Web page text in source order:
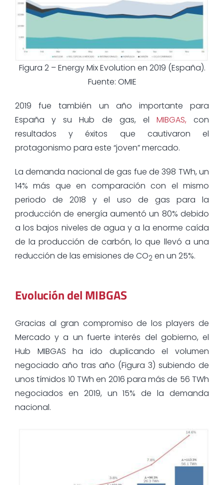
Figura 2 – Energy Mix Evolution en 2019 (España).
Fuente: OMIE
2019 fue también un año importante para
España y su Hub de gas, el MIBGAS, con
resultados y éxitos que cautivaron el
protagonismo para este “joven” mercado.
La demanda nacional de gas fue de 398 TWh, un
14% más que en comparación con el mismo
periodo de 2018 y el uso de gas para la
producción de energía aumentó un 80% debido
a los bajos niveles de agua y a la enorme caída
de la producción de carbón, lo que llevó a una
reducción de las emisiones de CO2 en un 25%.
Evolución del MIBGAS
Gracias al gran compromiso de los players de
Mercado y a un fuerte interés del gobierno, el
Hub MIBGAS ha ido duplicando el volumen
negociado año tras año (Figura 3) subiendo de
unos tímidos 10 TWh en 2016 para más de 56 TWh
negociados en 2019, un 15% de la demanda
nacional.